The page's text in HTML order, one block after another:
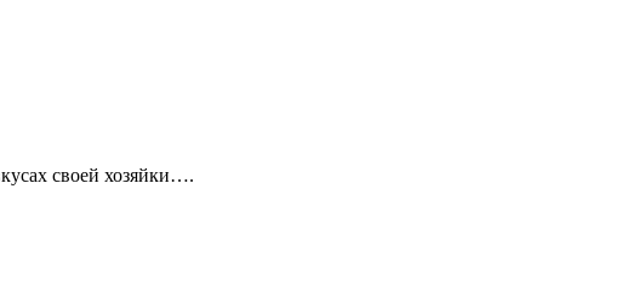
своей хозяйки….